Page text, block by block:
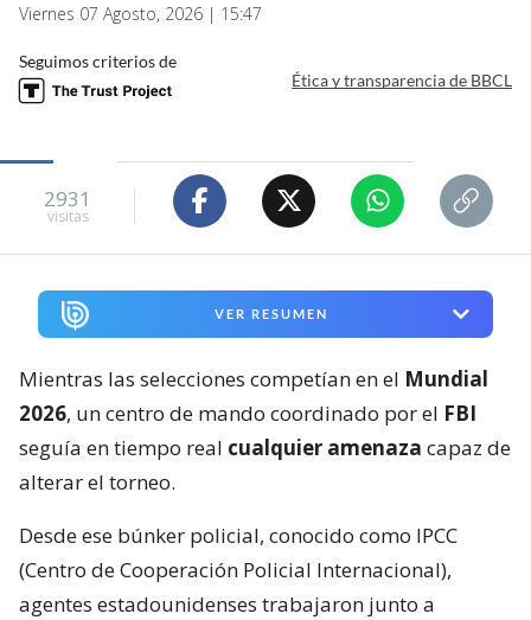
Viernes 07 Agosto, 2026 | 15:47
Seguimos criterios de
Ética y transparencia de BBCL
2931
visitas
VER RESUMEN
Mientras las selecciones competían en el Mundial
2026, un centro de mando coordinado por el FBI
seguía en tiempo real cualquier amenaza capaz de
alterar el torneo.
Desde ese búnker policial, conocido como IPCC
(Centro de Cooperación Policial Internacional),
agentes estadounidenses trabajaron junto a